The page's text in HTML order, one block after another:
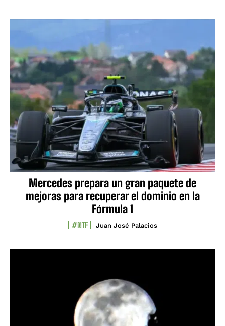
Mercedes prepara un gran paquete de
mejoras para recuperar el dominio en la
Fórmula 1
#NTF Juan José Palacios